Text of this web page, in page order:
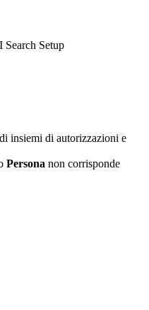
Setup
insiemi di autorizzazioni e
Persona non corrisponde